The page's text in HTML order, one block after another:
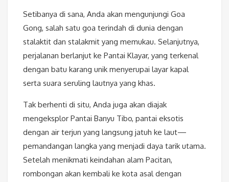
Setibanya di sana, Anda akan mengunjungi Goa
Gong, salah satu goa terindah di dunia dengan
stalaktit dan stalakmit yang memukau. Selanjutnya,
perjalanan berlanjut ke Pantai Klayar, yang terkenal
dengan batu karang unik menyerupai layar kapal
serta suara seruling lautnya yang khas.
Tak berhenti di situ, Anda juga akan diajak
mengeksplor Pantai Banyu Tibo, pantai eksotis
dengan air terjun yang langsung jatuh ke laut—
pemandangan langka yang menjadi daya tarik utama.
Setelah menikmati keindahan alam Pacitan,
rombongan akan kembali ke kota asal dengan